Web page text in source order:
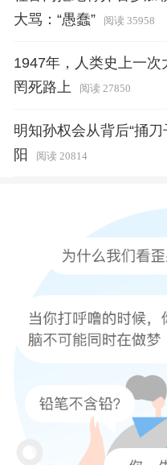
大骂：“愚蠢”
阅读 35958
1947年，人类史上一次
罔死路上
阅读 27850
明知孙权会从背后“捅
阳
阅读 20814